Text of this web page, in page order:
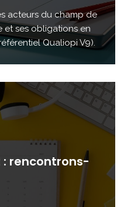
acteurs du champ de
et ses obligations en
Qualiopi V9).
rencontrons-